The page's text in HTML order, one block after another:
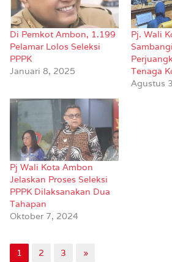
Di Pemkot Ambon, 1.199
Pelamar Lolos Seleksi
PPPK
Januari 8, 2025
Pj. Wali
Tenaga
Agustus
Pj Wali Kota Ambon
Jelaskan Proses Seleksi
PPPK Dilaksanakan Dua
Tahapan
Oktober 7, 2024
1 2 3 »